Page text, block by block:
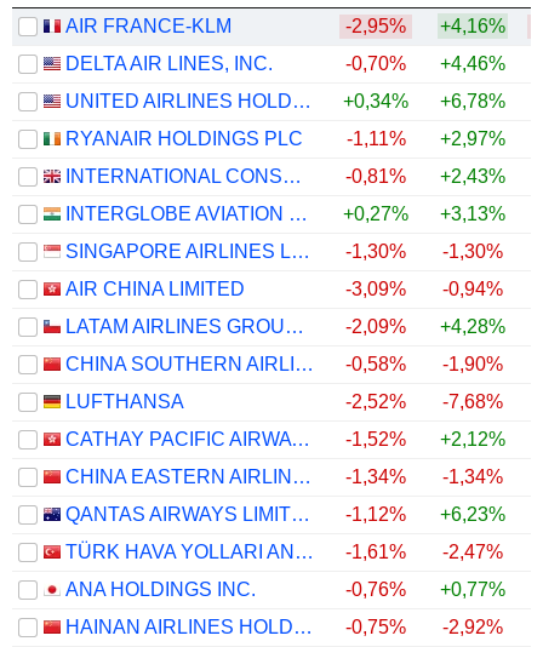
AIR FRANCE-KLM
-2,95% +4,16%
DELTA AIR LINES, INC.
-0,70% +4,46%
UNITED AIRLINES HOLDINGS, INC.
+0,34% +6,78%
RYANAIR HOLDINGS PLC
-1,11% +2,97%
INTERNATIONAL CONSOLIDATED AIRLINES GROUP, S.A.
-0,81% +2,43%
INTERGLOBE AVIATION LIMITED
+0,27% +3,13%
SINGAPORE AIRLINES LIMITED
-1,30% -1,30%
AIR CHINA LIMITED
-3,09% -0,94%
LATAM AIRLINES GROUP S.A.
-2,09% +4,28%
CHINA SOUTHERN AIRLINES COMPANY LIMITED
-0,58% -1,90%
LUFTHANSA
-2,52% -7,68%
CATHAY PACIFIC AIRWAYS LIMITED
-1,52% +2,12%
CHINA EASTERN AIRLINES CORPORATION LIMITED
-1,34% -1,34%
QANTAS AIRWAYS LIMITED
-1,12% +6,23%
TÜRK HAVA YOLLARI ANONIM ORTAKLIGI
-1,61% -2,47%
ANA HOLDINGS INC.
-0,76% +0,77%
HAINAN AIRLINES HOLDING CO., LTD.
-0,75% -2,92%